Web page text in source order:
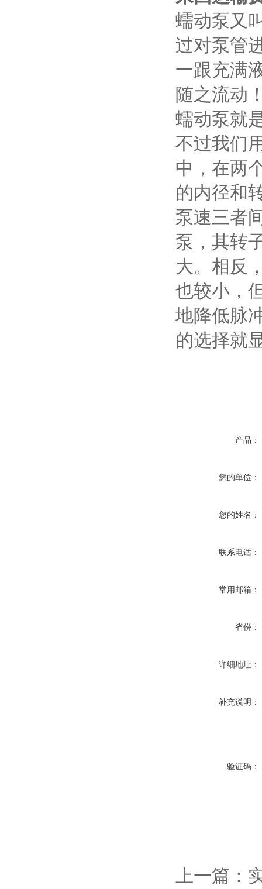
蠕动泵又
过对泵管
一跟充满
随之流动
蠕动泵就
不过我们
中，在两
的内径和
泵速三者
泵，其转
大。相反
也较小，
地降低脉
的选择就
产品：
您的单位：
您的姓名：
联系电话：
常用邮箱：
省份：
详细地址：
补充说明：
验证码：
上一篇：